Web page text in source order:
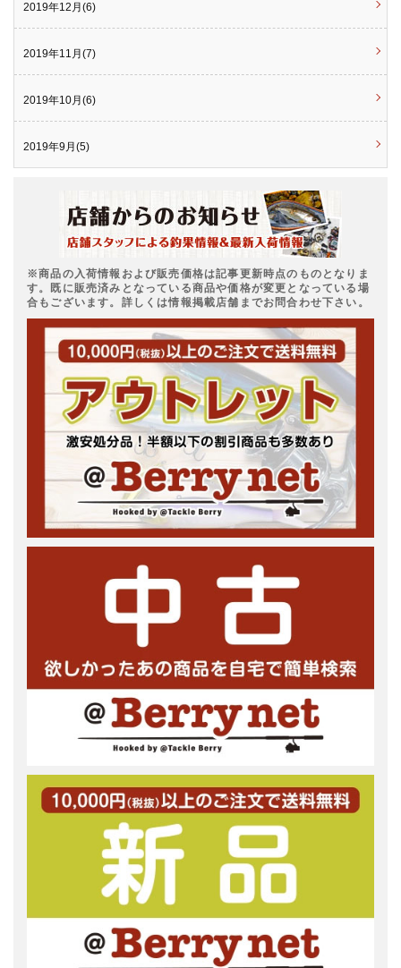
2019年12月(6)
2019年11月(7)
2019年10月(6)
2019年9月(5)
※商品の入荷情報および販売価格は記事更新時点のものとなりま
す。既に販売済みとなっている商品や価格が変更となっている場
合もございます。詳しくは情報掲載店舗までお問合わせ下さい。